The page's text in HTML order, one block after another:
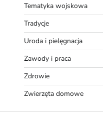
Tematyka wojskowa
Tradycje
Uroda i pielęgnacja
Zawody i praca
Zdrowie
Zwierzęta domowe